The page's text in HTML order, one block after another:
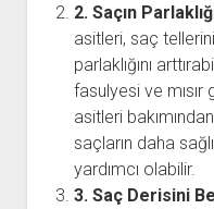
2. Saçın
asitleri, saç
parlaklığını
fasulyesi ve
asitleri
saçların daha
yardımcı olabilir.
3. Saç Derisini